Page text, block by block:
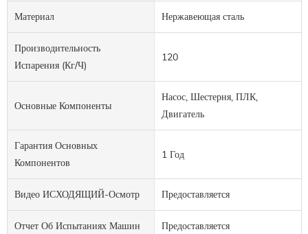
Материал Нержавеющая сталь
Производительность
Испарения (кг/ч)
120
Основные Компоненты
Насос, Шестерня, ПЛК,
Двигатель
Гарантия Основных
Компонентов
1 Год
Видео ИСХОДЯЩИЙ-Осмотр Предоставляется
Отчет Об Испытаниях Машин Предоставляется